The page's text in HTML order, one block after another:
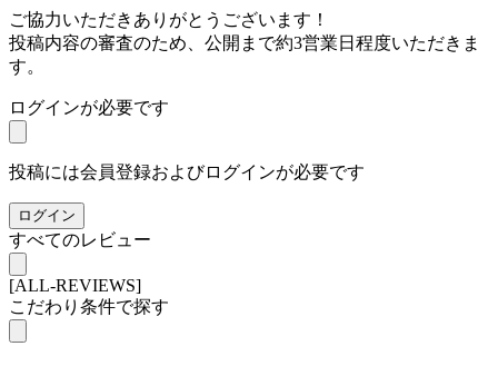
ご協力いただきありがとうございます！
投稿内容の審査のため、公開まで約3営業日程度いただきま
す。
ログインが必要です
投稿には会員登録およびログインが必要です
ログイン
すべてのレビュー
[ALL-REVIEWS]
こだわり条件で探す